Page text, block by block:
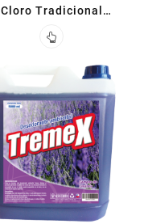
Cloro Tradicional
Concentrado 5 L